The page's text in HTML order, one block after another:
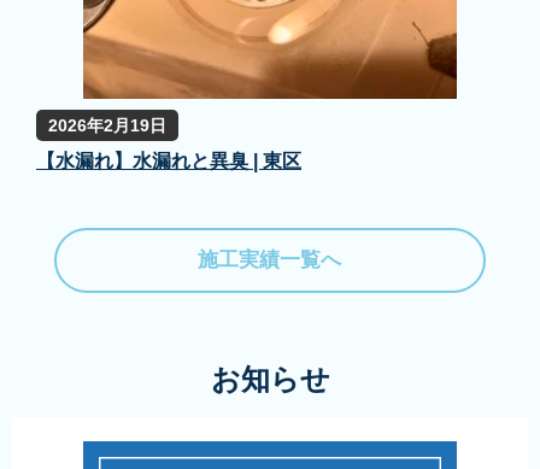
2026年2月19日
【水漏れ】水漏れと異臭 | 東区
施工実績一覧へ
お知らせ